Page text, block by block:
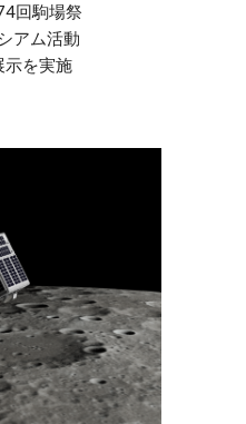
回駒場祭
アム活動
示を実施